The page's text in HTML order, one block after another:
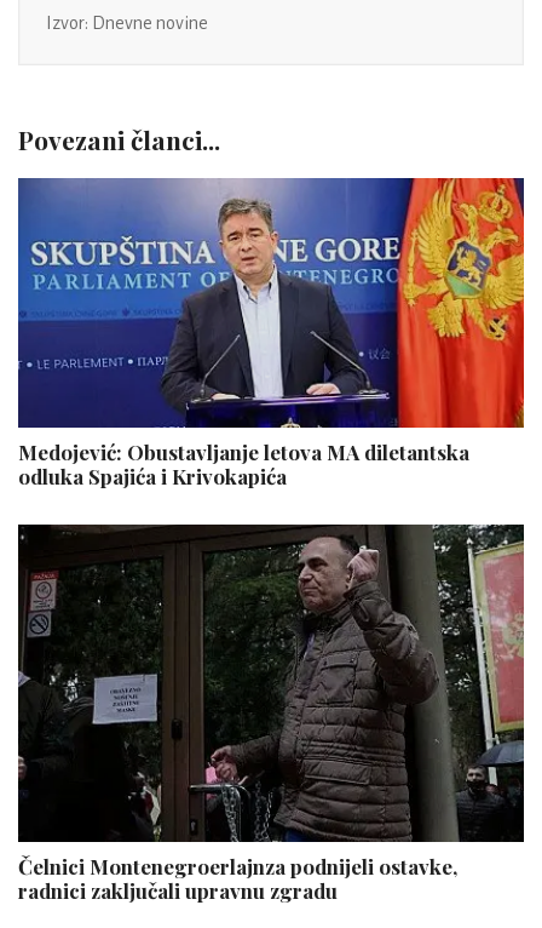
Izvor: Dnevne novine
Povezani članci...
Medojević: Obustavljanje letova MA diletantska
odluka Spajića i Krivokapića
Čelnici Montenegroerlajnza podnijeli ostavke,
radnici zaključali upravnu zgradu